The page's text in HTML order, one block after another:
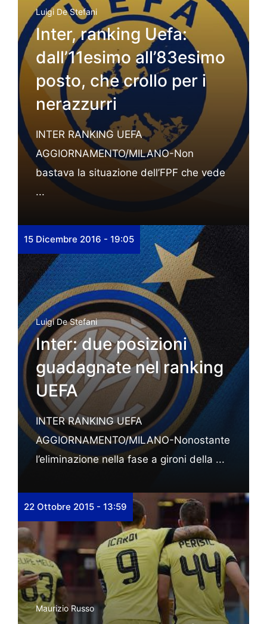
Luigi De Stefani
Inter, ranking Uefa:
dall’11esimo all’83esimo
posto, che crollo per i
nerazzurri
INTER RANKING UEFA
AGGIORNAMENTO/MILANO-Non
bastava la situazione dell’FPF che vede
...
15 Dicembre 2016 - 19:05
Luigi De Stefani
Inter: due posizioni
guadagnate nel ranking
UEFA
INTER RANKING UEFA
AGGIORNAMENTO/MILANO-Nonostante
l’eliminazione nella fase a gironi della ...
22 Ottobre 2015 - 13:59
Maurizio Russo